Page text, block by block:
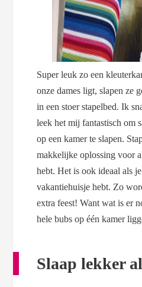
Super leuk zo een
onze dames ligt, slapen ze
in een stoer stapelbed. Ik
leek het mij fantastisch om
op een kamer te slapen.
makkelijke oplossing voor
hebt. Het is ook ideaal als
vakantiehuisje hebt. Zo
extra feest! Want wat is er
hele bubs op één kamer
Slaap lekker